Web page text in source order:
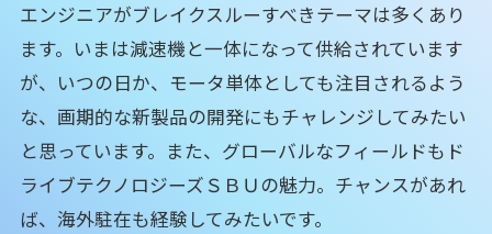
エンジニアがブレイクスルーすべきテーマは多くあり
ます。いまは減速機と一体になって供給されています
が、いつの日か、モータ単体としても注目されるよう
な、画期的な新製品の開発にもチャレンジしてみたい
と思っています。また、グローバルなフィールドもド
ライブテクノロジーズＳＢＵの魅力。チャンスがあれ
ば、海外駐在も経験してみたいです。